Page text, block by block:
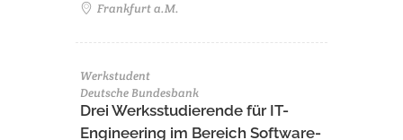
Frankfurt a.M.
Werkstudent
Deutsche Bundesbank
Drei Werksstudierende für IT-
Engineering im Bereich Software-